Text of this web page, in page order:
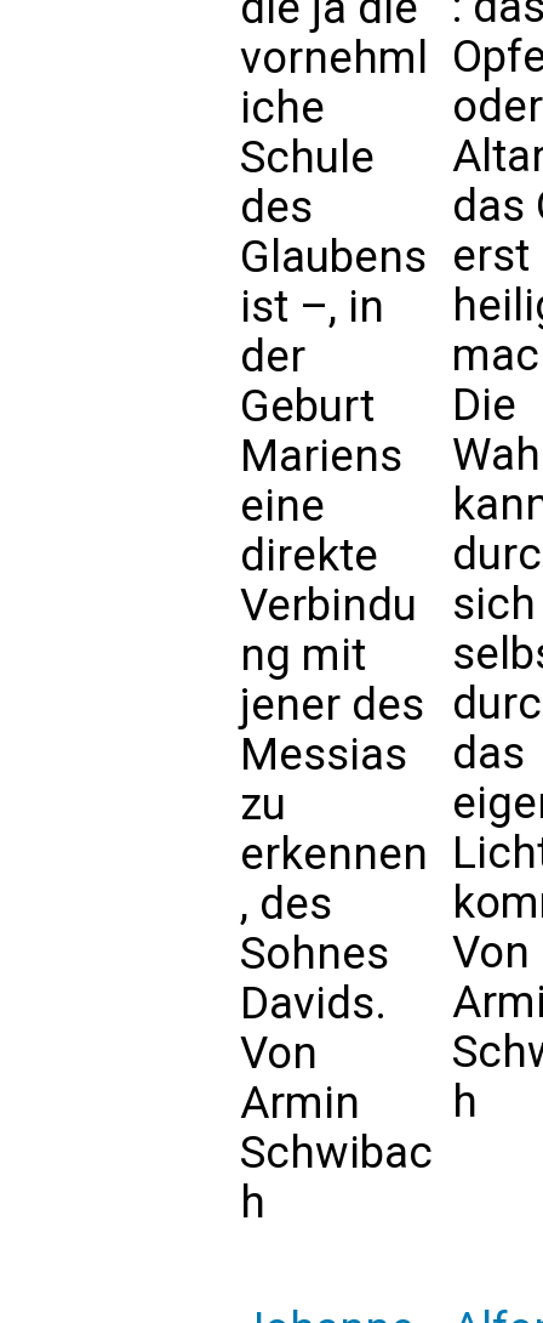
vornehml
iche
Schule
des
Glaubens
ist –, in
der
Geburt
Mariens
eine
direkte
Verbindu
ng mit
jener des
Messias
zu
erkennen
, des
Sohnes
Davids.
Von
Armin
Schwibac
h
das
erst
Die
sich
das
Von
h